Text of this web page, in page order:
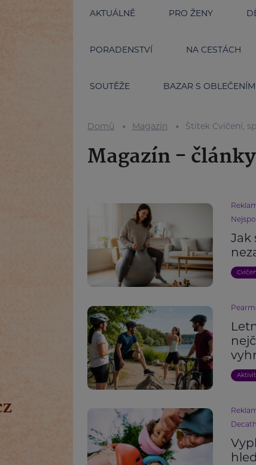
AKTUÁLNĚ PRO ŽENY
PORADENSTVÍ NA CESTÁCH
SOUTĚŽE BAZAR S OBLEČENÍM
Domů Magazín Štítek Cvičení,
Magazín -
Jak